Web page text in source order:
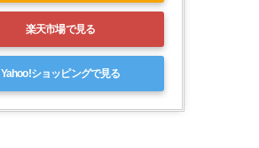
楽天市場で見る
Yahoo!ショッピングで見る